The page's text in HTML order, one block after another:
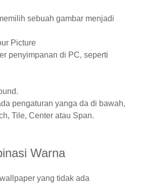
sebuah gambar menjadi
Picture
penyimpanan di PC, seperti
pengaturan yanga da di bawah,
Tile, Center atau Span.
Warna
yang tidak ada